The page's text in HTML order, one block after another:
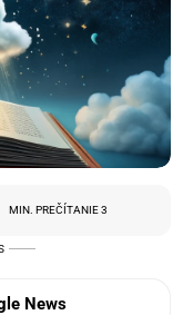
MIN. PREČÍTANIE 3
News